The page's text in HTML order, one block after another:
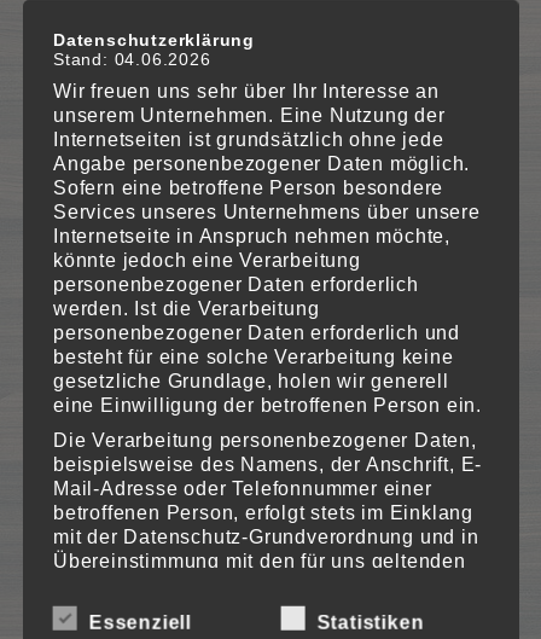
Datenschutzerklärung
Stand: 04.06.2026
Wir freuen uns sehr über Ihr Interesse an
unserem Unternehmen. Eine Nutzung der
Internetseiten ist grundsätzlich ohne jede
Angabe personenbezogener Daten möglich.
Sofern eine betroffene Person besondere
Services unseres Unternehmens über unsere
Internetseite in Anspruch nehmen möchte,
könnte jedoch eine Verarbeitung
personenbezogener Daten erforderlich
werden. Ist die Verarbeitung
personenbezogener Daten erforderlich und
besteht für eine solche Verarbeitung keine
gesetzliche Grundlage, holen wir generell
eine Einwilligung der betroffenen Person ein.
Die Verarbeitung personenbezogener Daten,
beispielsweise des Namens, der Anschrift, E-
Mail-Adresse oder Telefonnummer einer
betroffenen Person, erfolgt stets im Einklang
mit der Datenschutz-Grundverordnung und in
Übereinstimmung mit den für uns geltenden
Datenschutzbestimmungen. Mittels dieser
Datenschutzerklärung möchte unser
Essenziell Statistiken